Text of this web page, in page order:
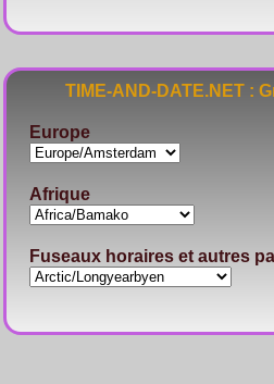
TIME-AND-DATE.NET
Europe
Afrique
Fuseaux horaires et autres